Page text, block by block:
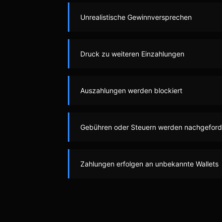
Unrealistische Gewinnversprechen
Druck zu weiteren Einzahlungen
Auszahlungen werden blockiert
Gebühren oder Steuern werden
Zahlungen erfolgen an unbekannte Wallets